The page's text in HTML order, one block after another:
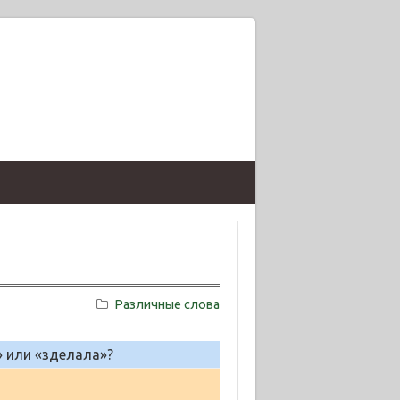
Различные слова
или «зделала»?